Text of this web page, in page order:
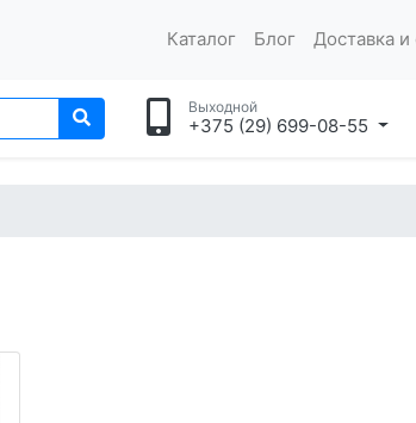
Каталог Блог Доставка и
Выходной
+375 (29) 699-08-55